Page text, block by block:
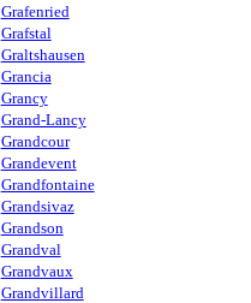
Grafenried
Grafstal
Graltshausen
Grancia
Grancy
Grand-Lancy
Grandcour
Grandevent
Grandfontaine
Grandsivaz
Grandson
Grandval
Grandvaux
Grandvillard